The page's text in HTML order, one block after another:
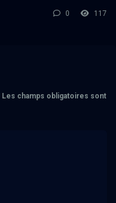
0 117
Les champs obligatoires sont